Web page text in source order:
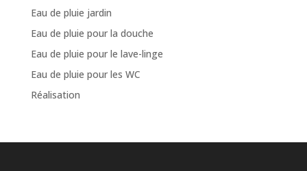
Eau de pluie jardin
Eau de pluie pour la douche
Eau de pluie pour le lave-linge
Eau de pluie pour les WC
Réalisation